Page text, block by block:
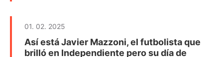
01. 02. 2025
Así está Javier Mazzoni, el futbolista que
brilló en Independiente pero su día de